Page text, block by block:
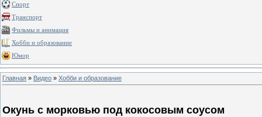
Спорт
Транспорт
Фильмы и анимация
Хобби и образование
Юмор
Главная » Видео » Хобби и образование
Окунь с морковью под кокосовым соусом